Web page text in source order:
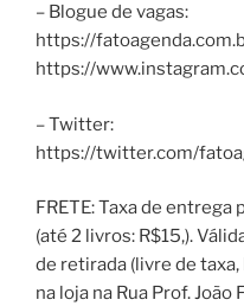
– Blogue de vagas:
https://
https://
– Twitter:
https://twitter.com/
FRETE: Taxa de entrega
(até 2 livros: R$15,).
de retirada (livre de
na loja na Rua Prof.